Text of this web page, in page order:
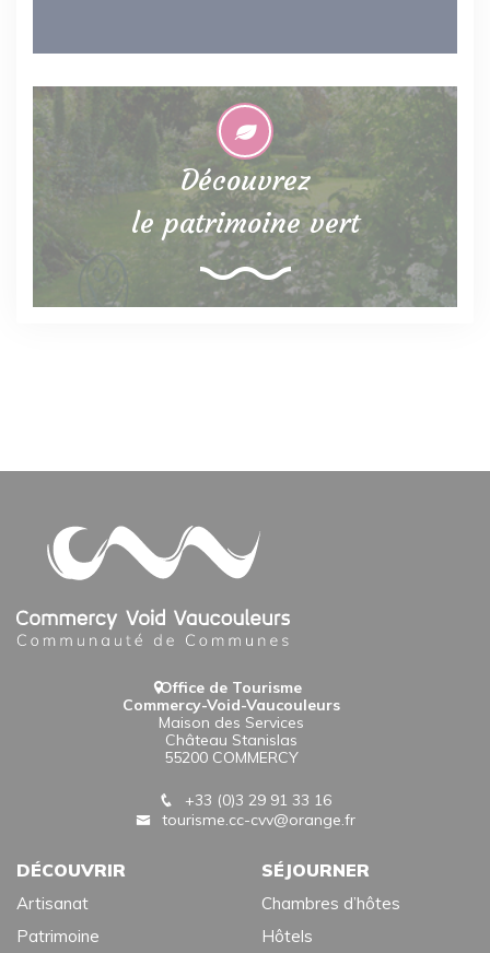
Découvrez
le patrimoine vert
Office de Tourisme
Commercy-Void-Vaucouleurs
Maison des Services
Château Stanislas
55200 COMMERCY
+33 (0)3 29 91 33 16
tourisme.cc-cvv@orange.fr
DÉCOUVRIR
Artisanat
Patrimoine
SÉJOURNER
Chambres d’hôtes
Hôtels